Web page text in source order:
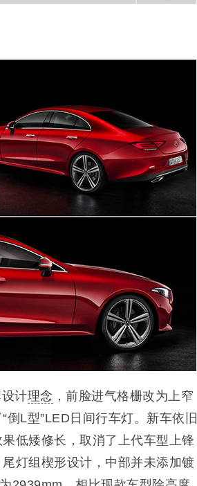
计理念 ，前脸进气格栅改为上窄
L型”LED日间行车灯。 新车依旧
低矮修长，取消了上代车型上锋
灯组楔形设计，中部并未添加镀